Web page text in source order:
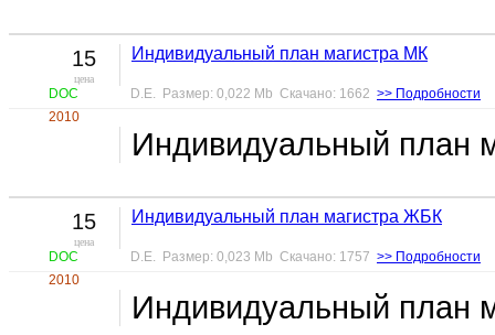
15
цена
DOC
2010
Индивидуальный план магистра МК
D.E. Размер: 0,022 Mb Скачано: 1662 >> Подробности
Индивидуальный план
15
цена
DOC
2010
Индивидуальный план магистра ЖБК
D.E. Размер: 0,023 Mb Скачано: 1757 >> Подробности
Индивидуальный план